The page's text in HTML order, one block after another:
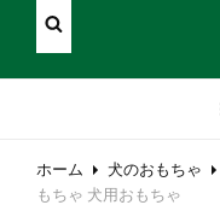
ホーム 犬のおもちゃ
もちゃ 犬用おもちゃ